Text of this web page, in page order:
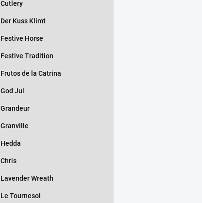
Cutlery
Der Kuss Klimt
Festive Horse
Festive Tradition
Frutos de la Catrina
God Jul
Grandeur
Granville
Hedda
Chris
Lavender Wreath
Le Tournesol